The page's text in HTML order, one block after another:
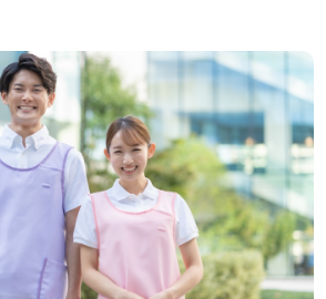
添いたい、会話やコミュニケーション
を増やしたい』『資格/経験を活かした
働きたい、ワークライフバランスを充
がいを感じながら仕事をしたい』『転
方、環境を変えて働きたい』等の方も
スエリアは中央区、博多区、南区。送
ので、普通自動車免許をお持ちの方歓
、担当コンサルタントよりご案内しま
遠慮なくお願いします
医療/福祉業界の正社員/パート仕事探